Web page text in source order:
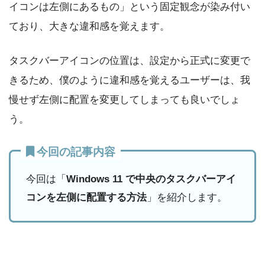
イコンは左側にあるもの」という固定観念が染み付い
ており、大きな違和感を覚えます。
タスクバーアイコンの位置は、設定から正式に変更で
きるため、僕のように違和感を覚えるユーザーは、我
慢せず左側に配置を変更してしまっても良いでしょ
う。
今回の記事内容
今回は「 Windows 11 で中央のタスクバーアイ
コンを左側に配置する方法」を紹介します。